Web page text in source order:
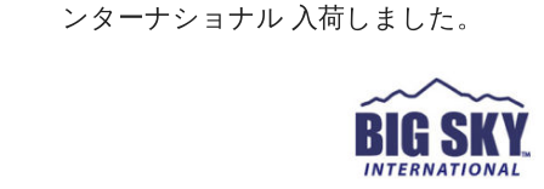
ンターナショナル 入荷しました。